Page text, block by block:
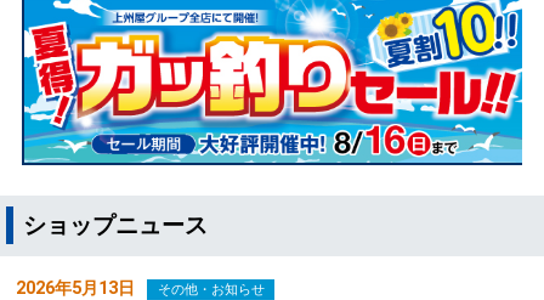
ショップニュース
2026年5月13日 その他・お知らせ